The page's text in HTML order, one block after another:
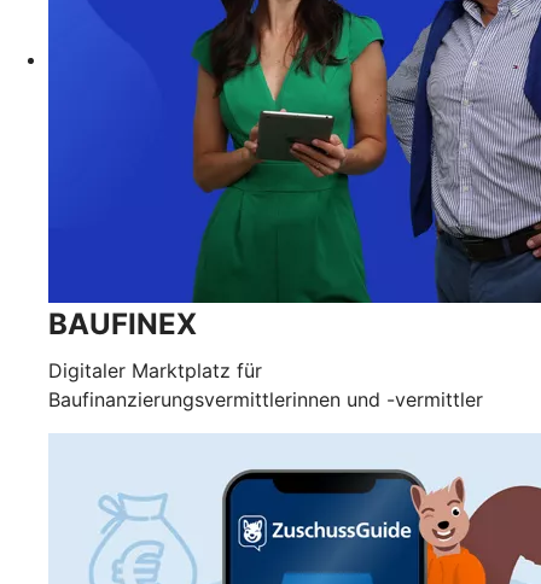
BAUFINEX
Digitaler Marktplatz für
Baufinanzierungsvermittlerinnen und -vermittler